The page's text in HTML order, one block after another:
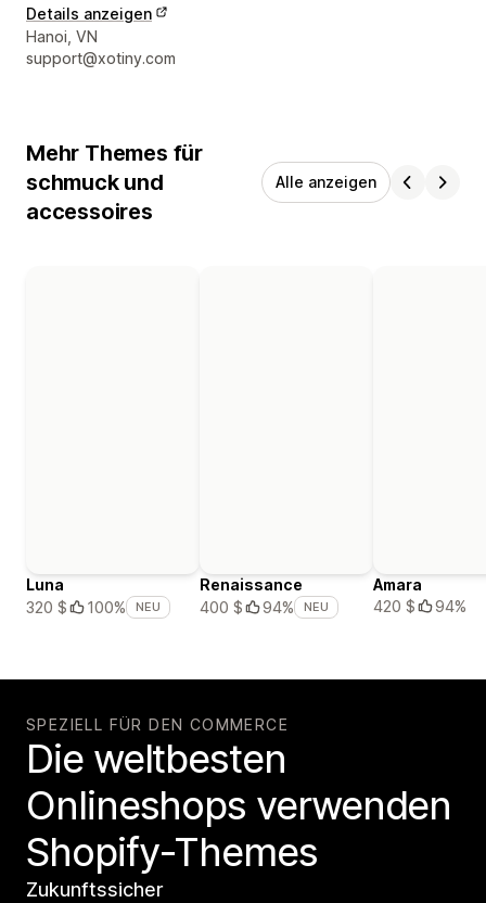
Details anzeigen
Designer-Kontaktdaten
Hanoi, VN
support@xotiny.com
Mehr Themes für
schmuck und
accessoires
Alle anzeigen
Luna
320 $
100% NEU
Renaissance
400 $
94% NEU
Amara
420 $
94%
SPEZIELL FÜR DEN COMMERCE
Die weltbesten
Onlineshops verwenden
Shopify-Themes
Zukunftssicher